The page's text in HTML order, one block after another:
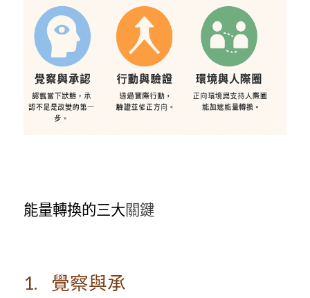
能量轉換的三大關鍵
1.    覺察與承